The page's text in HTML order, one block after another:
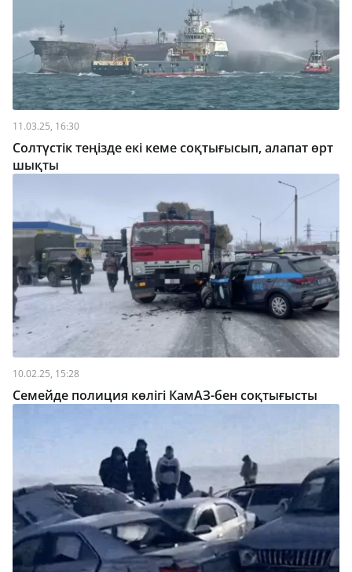
11.03.25, 16:30
Солтүстік теңізде екі кеме соқтығысып, алапат өрт
шықты
10.02.25, 15:28
Семейде полиция көлігі КамАЗ-бен соқтығысты